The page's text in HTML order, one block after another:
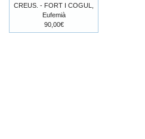
CREUS. - FORT I COGUL,
Eufemià
90,00€